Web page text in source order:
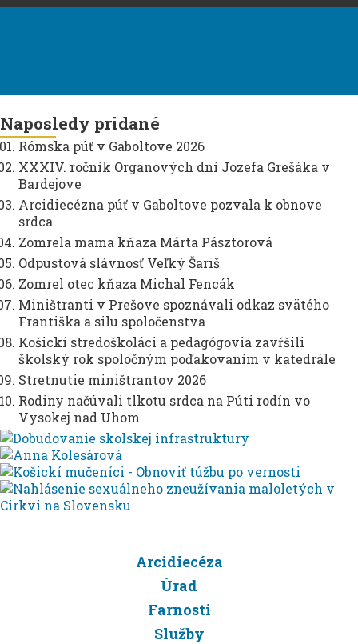
Naposledy pridané
Rómska púť v Gaboltove 2026
XXXIV. ročník Organových dní Jozefa Grešáka v
Bardejove
Arcidiecézna púť v Gaboltove pozvala k obnove
srdca
Zomrela mama kňaza Márta Pásztorová
Odpustová slávnosť Veľký Šariš
Zomrel otec kňaza Michal Fencák
Miništranti v Prešove spoznávali odkaz svätého
Františka a silu spoločenstva
Košickí stredoškoláci a pedagógovia zavŕšili
školský rok spoločným poďakovaním v katedrále
Stretnutie miništrantov 2026
Rodiny načúvali tlkotu srdca na Púti rodín vo
Vysokej nad Uhom
Arcidiecéza
Úrad
Farnosti
Služby